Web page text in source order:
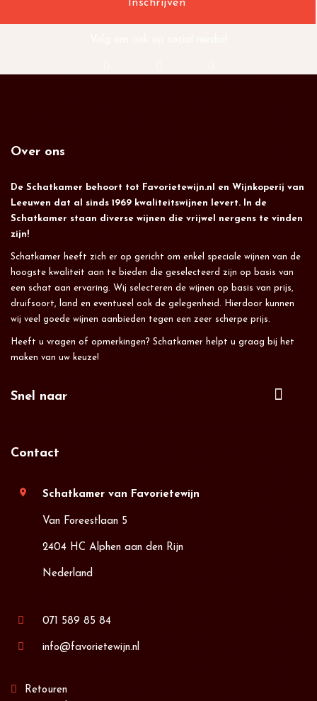
Over ons
De Schatkamer behoort tot Favorietewijn.nl en Wijnkoperij van
Leeuwen dat al sinds 1969 kwaliteitswijnen levert. In de
Schatkamer staan diverse wijnen die vrijwel nergens te vinden
zijn!
Schatkamer heeft zich er op gericht om enkel speciale wijnen van de
hoogste kwaliteit aan te bieden die geselecteerd zijn op basis van
een schat aan ervaring. Wij selecteren de wijnen op basis van prijs,
druifsoort, land en eventueel ook de gelegenheid. Hierdoor kunnen
wij veel goede wijnen aanbieden tegen een zeer scherpe prijs.
Heeft u vragen of opmerkingen? Schatkamer helpt u graag bij het
maken van uw keuze!
Snel naar
Contact
location_on Schatkamer van Favorietewijn
Van Foreestlaan 5
2404 HC Alphen aan den Rijn
Nederland
071 589 85 84
info@favorietewijn.nl
Retouren